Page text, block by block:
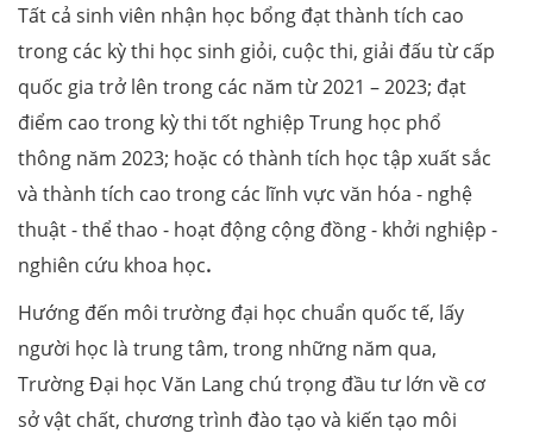
Tất cả sinh viên nhận học bổng đạt thành tích cao
trong các kỳ thi học sinh giỏi, cuộc thi, giải đấu từ cấp
quốc gia trở lên trong các năm từ 2021 – 2023; đạt
điểm cao trong kỳ thi tốt nghiệp Trung học phổ
thông năm 2023; hoặc có thành tích học tập xuất sắc
và thành tích cao trong các lĩnh vực văn hóa - nghệ
thuật - thể thao - hoạt động cộng đồng - khởi nghiệp -
nghiên cứu khoa học.
Hướng đến môi trường đại học chuẩn quốc tế, lấy
người học là trung tâm, trong những năm qua,
Trường Đại học Văn Lang chú trọng đầu tư lớn về cơ
sở vật chất, chương trình đào tạo và kiến tạo môi